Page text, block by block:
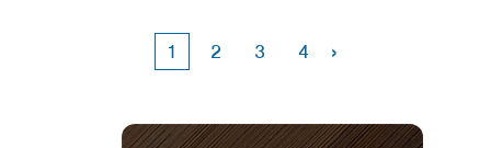
1 2 3 4 ›